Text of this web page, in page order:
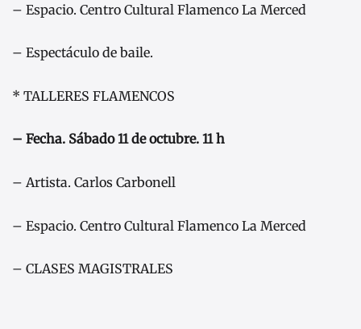
– Espacio. Centro Cultural Flamenco La Merced
– Espectáculo de baile.
* TALLERES FLAMENCOS
– Fecha. Sábado 11 de octubre. 11 h
– Artista. Carlos Carbonell
– Espacio. Centro Cultural Flamenco La Merced
– CLASES MAGISTRALES